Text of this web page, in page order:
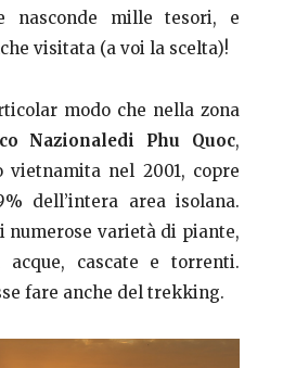
nasconde mille tesori, e
visitata (a voi la scelta)!
modo che nella zona
Nazionaledi Phu Quoc,
vietnamita nel 2001, copre
dell’intera area isolana.
numerose varietà di piante,
acque, cascate e torrenti.
fare anche del trekking.